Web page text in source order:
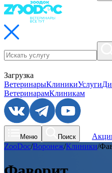
Загрузка
ВетеринарыКлиникиУслуги
ВетеринарамКлиникам
Меню Поиск
ZooDoc/Воронеж/Клиники/